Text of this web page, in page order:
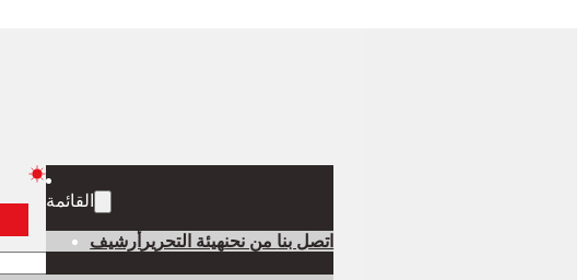
القائمة
اتصل بنا من نحنهيئة التحرير أرشيف